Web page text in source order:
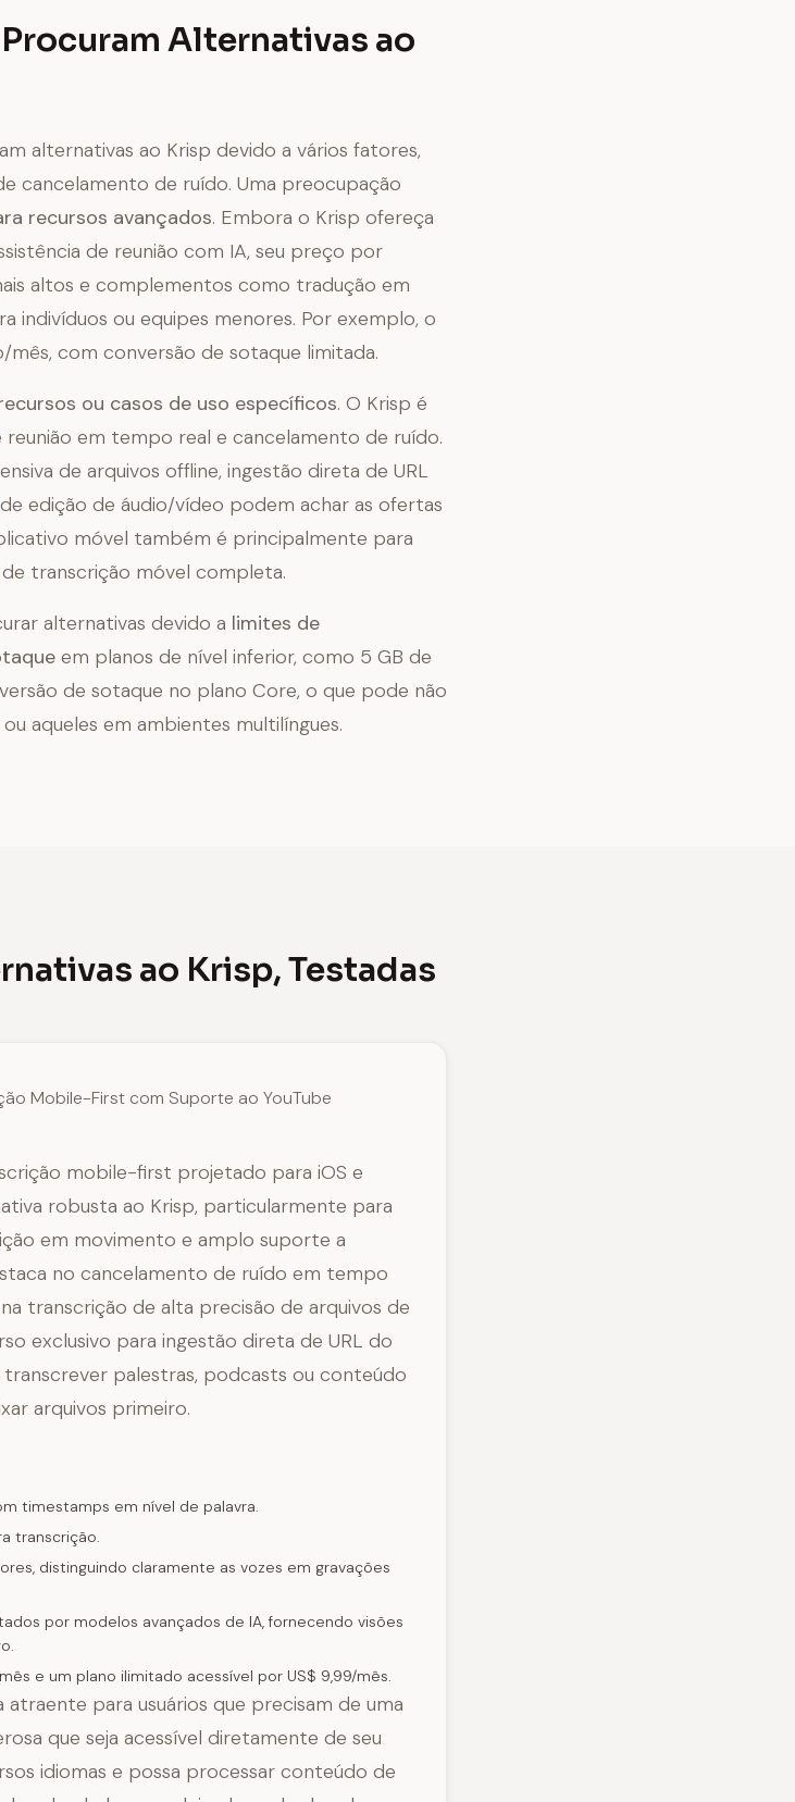
Alternativas ao
alternativas ao Krisp devido a vários fatores,
cancelamento de ruído. Uma preocupação
recursos avançados. Embora o Krisp ofereça
de reunião com IA, seu preço por
altos e complementos como tradução em
indivíduos ou equipes menores. Por exemplo, o
mês, com conversão de sotaque limitada.
ou casos de uso específicos. O Krisp é
em tempo real e cancelamento de ruído.
de arquivos offline, ingestão direta de URL
edição de áudio/vídeo podem achar as ofertas
móvel também é principalmente para
transcrição móvel completa.
alternativas devido a limites de
em planos de nível inferior, como 5 GB de
de sotaque no plano Core, o que pode não
aqueles em ambientes multilíngues.
ao Krisp, Testadas
Mobile-First com Suporte ao YouTube
mobile-first projetado para iOS e
robusta ao Krisp, particularmente para
em movimento e amplo suporte a
no cancelamento de ruído em tempo
transcrição de alta precisão de arquivos de
exclusivo para ingestão direta de URL do
transcrever palestras, podcasts ou conteúdo
arquivos primeiro.
timestamps em nível de palavra.
transcrição.
distinguindo claramente as vozes em gravações
por modelos avançados de IA, fornecendo visões
e um plano ilimitado acessível por US$ 9,99/mês.
para usuários que precisam de uma
que seja acessível diretamente de seu
idiomas e possa processar conteúdo de